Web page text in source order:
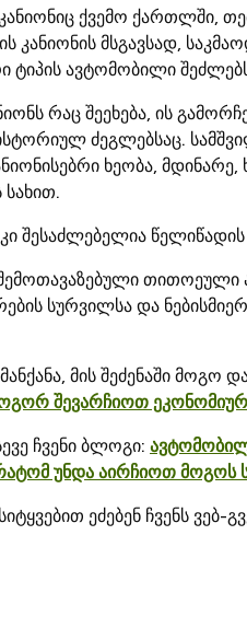
ქვემო ქართლში,
კანიონის მსგავსად,
ტიპის ავტომობილი
რაც შეეხება, ის
ძეგლებსაც.
ხეობა,
სახით.
შესაძლებელია წელიწადის
თითოეული
სურვილსა და
მის შეძენაში
შევარჩიოთ
ჩვენი ბლოგი:
უნდა აირჩიოთ მოგოს
ეძებენ ჩვენს ვებ-